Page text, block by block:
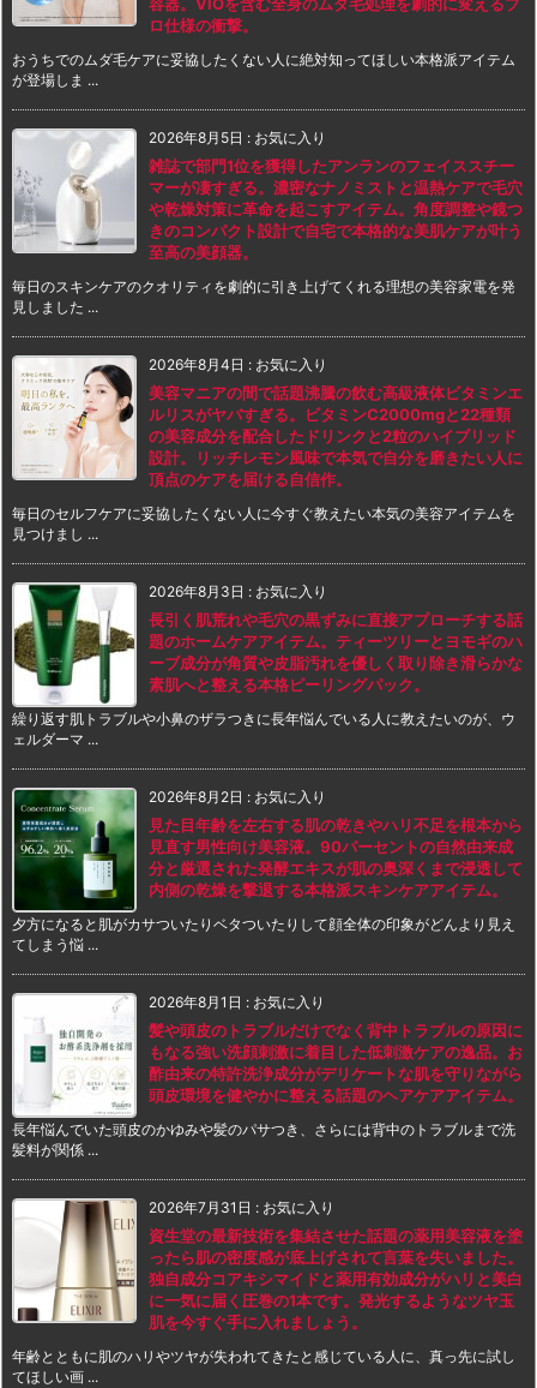
ロ仕様の衝撃。
おうちでのムダ毛ケアに妥協したくない人に絶対知ってほしい本格派アイテム
が登場しま ...
2026年8月5日 : お気に入り
雑誌で部門1位を獲得したアンランのフェイススチー
マーが凄すぎる。濃密なナノミストと温熱ケアで毛穴
や乾燥対策に革命を起こすアイテム。角度調整や鏡つ
きのコンパクト設計で自宅で本格的な美肌ケアが叶う
至高の美顔器。
毎日のスキンケアのクオリティを劇的に引き上げてくれる理想の美容家電を発
見しました ...
2026年8月4日 : お気に入り
美容マニアの間で話題沸騰の飲む高級液体ビタミンエ
ルリスがヤバすぎる。ビタミンC2000mgと22種類
の美容成分を配合したドリンクと2粒のハイブリッド
設計。リッチレモン風味で本気で自分を磨きたい人に
頂点のケアを届ける自信作。
毎日のセルフケアに妥協したくない人に今すぐ教えたい本気の美容アイテムを
見つけまし ...
2026年8月3日 : お気に入り
長引く肌荒れや毛穴の黒ずみに直接アプローチする話
題のホームケアアイテム。ティーツリーとヨモギのハ
ーブ成分が角質や皮脂汚れを優しく取り除き滑らかな
素肌へと整える本格ピーリングパック。
繰り返す肌トラブルや小鼻のザラつきに長年悩んでいる人に教えたいのが、ウ
ェルダーマ ...
2026年8月2日 : お気に入り
見た目年齢を左右する肌の乾きやハリ不足を根本から
見直す男性向け美容液。90パーセントの自然由来成
分と厳選された発酵エキスが肌の奥深くまで浸透して
内側の乾燥を撃退する本格派スキンケアアイテム。
夕方になると肌がカサついたりベタついたりして顔全体の印象がどんより見え
てしまう悩 ...
2026年8月1日 : お気に入り
髪や頭皮のトラブルだけでなく背中トラブルの原因に
もなる強い洗顔刺激に着目した低刺激ケアの逸品。お
酢由来の特許洗浄成分がデリケートな肌を守りながら
頭皮環境を健やかに整える話題のヘアケアアイテム。
長年悩んでいた頭皮のかゆみや髪のパサつき、さらには背中のトラブルまで洗
髪料が関係 ...
2026年7月31日 : お気に入り
資生堂の最新技術を集結させた話題の薬用美容液を塗
ったら肌の密度感が底上げされて言葉を失いました。
独自成分コアキシマイドと薬用有効成分がハリと美白
に一気に届く圧巻の1本です。発光するようなツヤ玉
肌を今すぐ手に入れましょう。
年齢とともに肌のハリやツヤが失われてきたと感じている人に、真っ先に試し
てほしい画 ...